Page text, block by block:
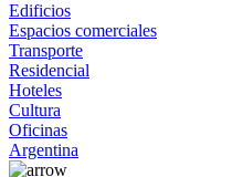
Edificios
Espacios comerciales
Transporte
Residencial
Hoteles
Cultura
Oficinas
Argentina